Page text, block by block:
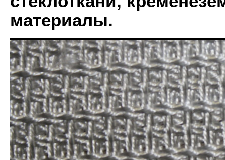
материалы.